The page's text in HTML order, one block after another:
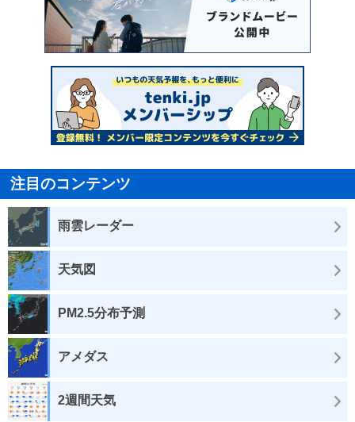
注目のコンテンツ
雨雲レーダー
天気図
PM2.5分布予測
アメダス
2週間天気